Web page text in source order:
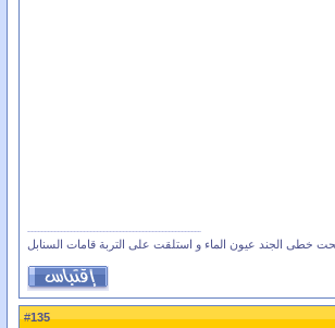
خطى الجند عيون الماء و استلقت على التربة قامات السنابل
#
135